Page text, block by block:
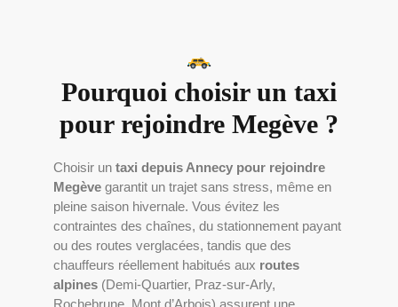
Pourquoi choisir un taxi
pour rejoindre Megève ?
Choisir un taxi depuis Annecy pour rejoindre
Megève garantit un trajet sans stress, même en
pleine saison hivernale. Vous évitez les
contraintes des chaînes, du stationnement payant
ou des routes verglacées, tandis que des
chauffeurs réellement habitués aux routes
alpines (Demi-Quartier, Praz-sur-Arly,
Rochebrune, Mont d’Arbois) assurent une